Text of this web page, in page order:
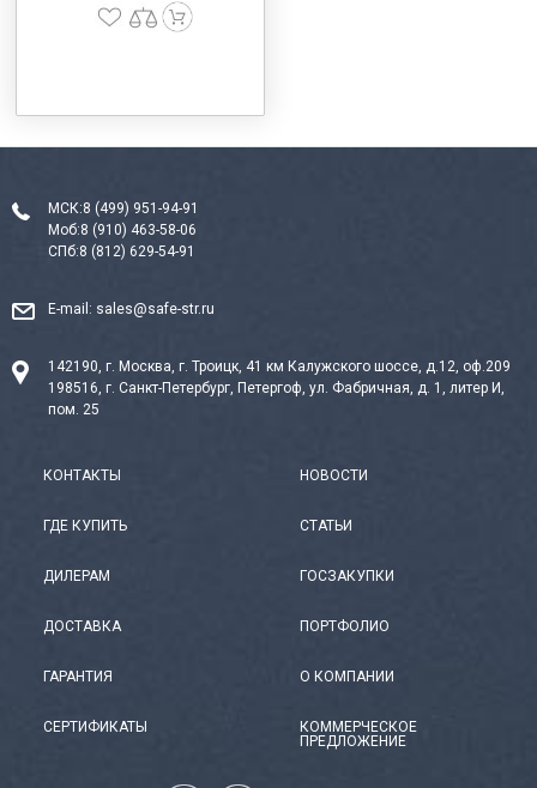
МСК:8 (499) 951-94-91
Моб:8 (910) 463-58-06
СПб:8 (812) 629-54-91
E-mail: sales@safe-str.ru
142190, г. Москва, г. Троицк, 41 км Калужского шоссе, д.12, оф.209
198516, г. Санкт-Петербург, Петергоф, ул. Фабричная, д. 1, литер И,
пом. 25
КОНТАКТЫ
ГДЕ КУПИТЬ
ДИЛЕРАМ
ДОСТАВКА
ГАРАНТИЯ
СЕРТИФИКАТЫ
НОВОСТИ
СТАТЬИ
ГОСЗАКУПКИ
ПОРТФОЛИО
О КОМПАНИИ
КОММЕРЧЕСКОЕ
ПРЕДЛОЖЕНИЕ